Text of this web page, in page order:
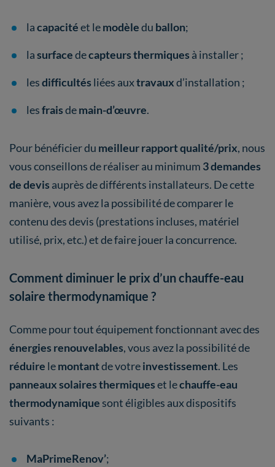
lacapacitéet lemodèledu ballon;
lasurfacedecapteurs thermiques à installer ;
lesdifficultés liées auxtravauxd’installation ;
lesfraisdemain-d’œuvre.
Pour bénéficier du meilleur rapport qualité/prix, nous
vous conseillons de réaliser au minimum 3 demandes
de devis auprès de différents installateurs. De cette
manière, vous avez la possibilité de comparer le
contenu des devis (prestations incluses, matériel
utilisé, prix, etc.) et de faire jouer la concurrence.
Comment diminuer le prix d’un chauffe-eau
solaire thermodynamique ?
Comme pour tout équipement fonctionnant avec des
énergies renouvelables, vous avez la possibilité de
réduire lemontantde votreinvestissement. Les
panneaux solaires thermiqueset lechauffe-eau
thermodynamique sont éligibles aux dispositifs
suivants :
MaPrimeRenov’;